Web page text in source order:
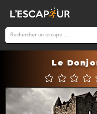
Le
Aucune note pour le moment